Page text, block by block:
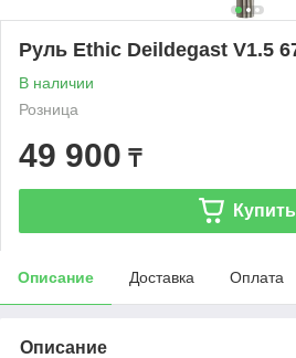
Руль Ethic Deildegast V1.5
В наличии
Розница
49 900 ₸
Купить
Описание Доставка Оплата
Описание